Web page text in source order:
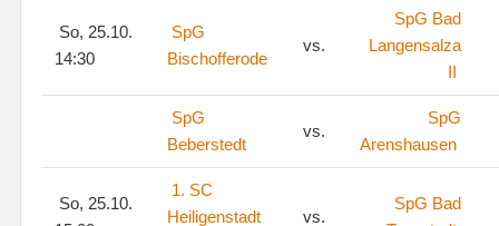
So, 25.10.
14:30
SpG
Bischofferode
vs.
SpG Bad
Langensalza
II
SpG
Beberstedt
vs.
SpG
Arenshausen
So, 25.10.
1. SC
Heiligenstadt
vs.
SpG Bad